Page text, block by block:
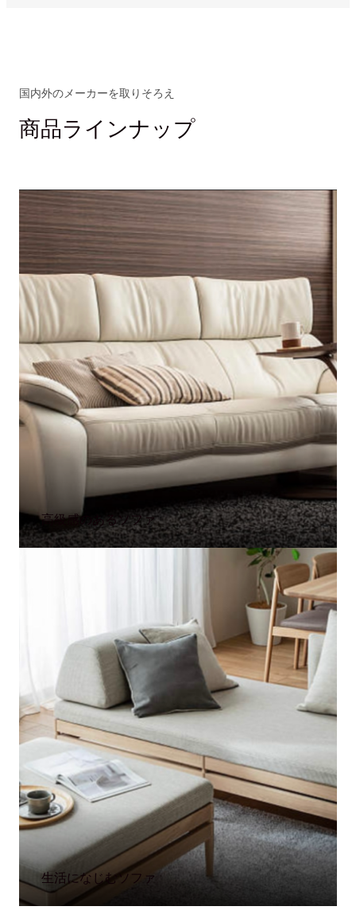
国内外のメーカーを取りそろえ
商品ラインナップ
高級感のあるソファ
生活になじむソファ